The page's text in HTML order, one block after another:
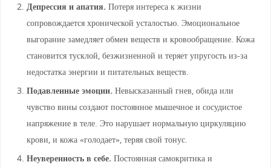
Депрессия и апатия. Потеря интереса к жизни
сопровождается хронической усталостью. Эмоциональное
выгорание замедляет обмен веществ и кровообращение. Кожа
становится тусклой, безжизненной и теряет упругость из-за
недостатка энергии и питательных веществ.
Подавленные эмоции. Невысказанный гнев, обида или
чувство вины создают постоянное мышечное и сосудистое
напряжение в теле. Это нарушает нормальную циркуляцию
крови, и кожа «голодает», теряя свой тонус.
Неуверенность в себе. Постоянная самокритика и